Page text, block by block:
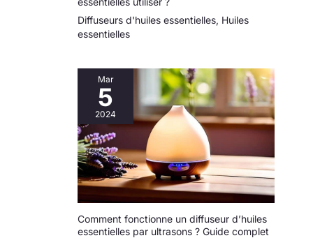
Diffuseurs d'huiles essentielles, Huiles
essentielles
Mar
5
2024
Comment fonctionne un diffuseur d’huiles
essentielles par ultrasons ? Guide complet